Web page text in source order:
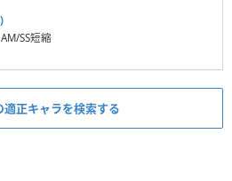
SS短縮
正キャラを検索する